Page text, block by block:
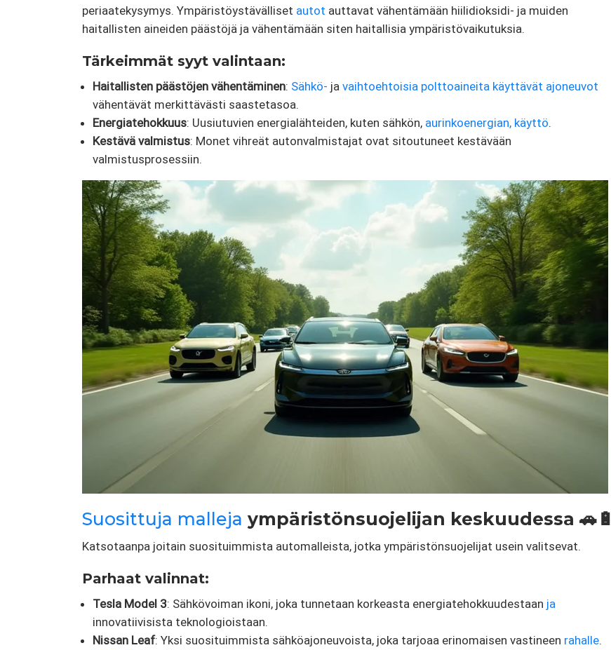
periaatekysymys. Ympäristöystävälliset autot auttavat vähentämään hiilidioksidi- ja muiden
haitallisten aineiden päästöjä ja vähentämään siten haitallisia ympäristövaikutuksia.
Tärkeimmät syyt valintaan:
Haitallisten päästöjen vähentäminen: Sähkö- ja vaihtoehtoisia polttoaineita käyttävät ajoneuvot
vähentävät merkittävästi saastetasoa.
Energiatehokkuus: Uusiutuvien energialähteiden, kuten sähkön, aurinkoenergian, käyttö.
Kestävä valmistus: Monet vihreät autonvalmistajat ovat sitoutuneet kestävään
valmistusprosessiin.
Suosittuja malleja ympäristönsuojelijan keskuudessa 🚗🔋
Katsotaanpa joitain suosituimmista automalleista, jotka ympäristönsuojelijat usein valitsevat.
Parhaat valinnat:
Tesla Model 3: Sähkövoiman ikoni, joka tunnetaan korkeasta energiatehokkuudestaan ​​ja
innovatiivisista teknologioistaan.
Nissan Leaf: Yksi suosituimmista sähköajoneuvoista, joka tarjoaa erinomaisen vastineen rahalle.